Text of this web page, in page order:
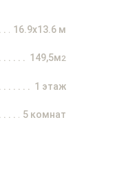
16.9x13.6 м
149,5м2
1 этаж
5 комнат